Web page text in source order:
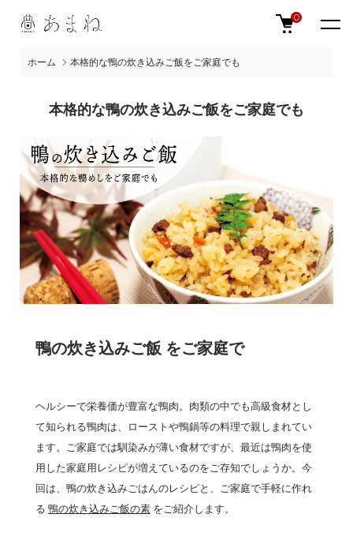
0
ホーム 本格的な鴨の炊き込みご飯をご家庭でも
本格的な鴨の炊き込みご飯をご家庭でも
鴨の炊き込みご飯 をご家庭で
ヘルシーで栄養価が豊富な鴨肉。肉類の中でも高級食材とし
て知られる鴨肉は、ローストや鴨鍋等の料理で親しまれてい
ます。ご家庭では馴染みが薄い食材ですが、最近は鴨肉を使
用した家庭用レシピが増えているのをご存知でしょうか。今
回は、鴨の炊き込みごはんのレシピと、ご家庭で手軽に作れ
る 鴨の炊き込みご飯の素 をご紹介します。